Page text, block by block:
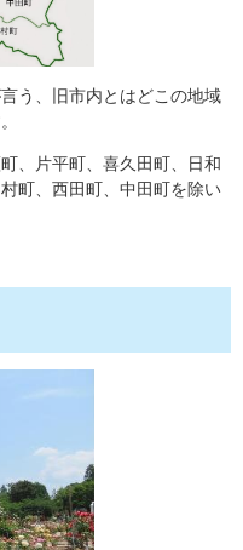
う、旧市内とはどこの地域
、片平町、喜久田町、日和
町、西田町、中田町を除い